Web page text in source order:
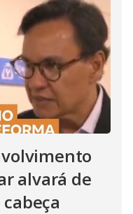
alvará de